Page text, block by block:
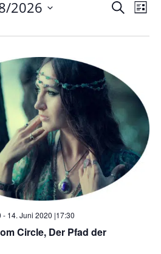
und
SucheListe
2026
Circle, Der Pfad der
- 14. Juni 2020 |17:30